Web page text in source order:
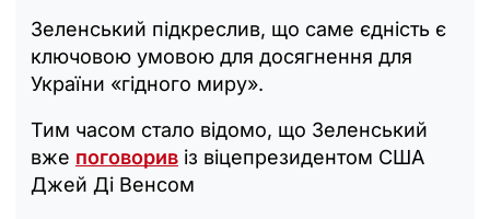
Зеленський підкреслив, що саме єдність є
ключовою умовою для досягнення для
України «гідного миру».
Тим часом стало відомо, що Зеленський
вже поговорив із віцепрезидентом США
Джей Ді Венсом